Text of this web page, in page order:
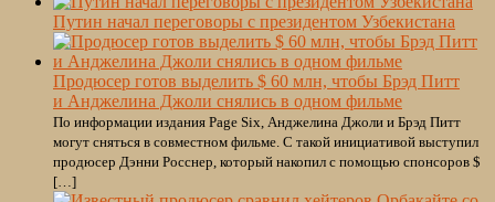
Путин начал переговоры с президентом Узбекистана
Продюсер готов выделить $ 60 млн, чтобы Брэд Питт
и Анджелина Джоли снялись в одном фильме
По информации издания Page Six, Анджелина Джоли и Брэд Питт
могут сняться в совместном фильме. С такой инициативой выступил
продюсер Дэнни Росснер, который накопил с помощью спонсоров $
[…]